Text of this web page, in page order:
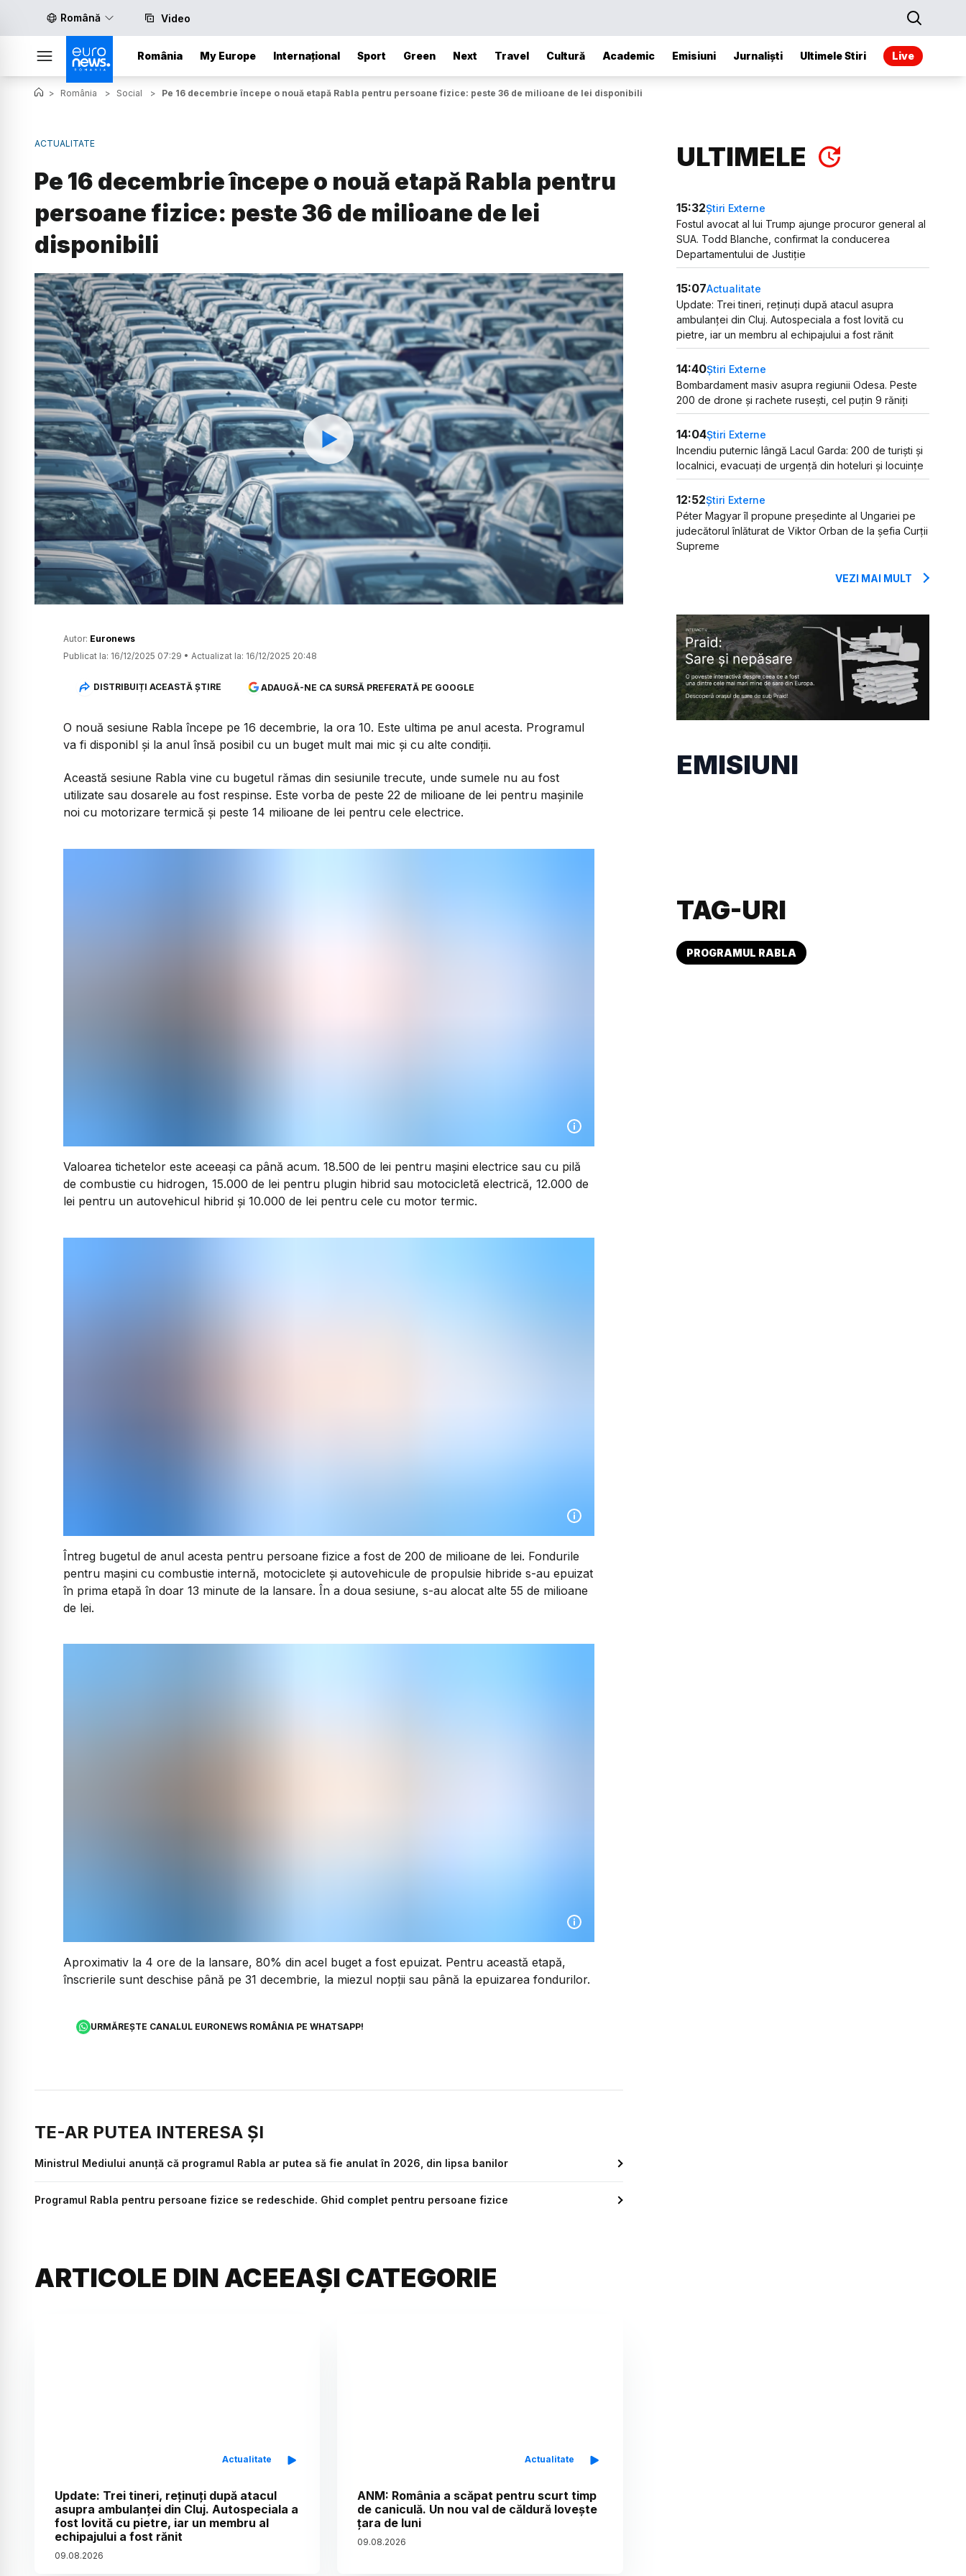
Română Video
România My Europe Internațional Sport Green Next Travel Cultură Academic Emisiuni Jurnaliști Ultimele Stiri Live
> România > Social > Pe 16 decembrie începe o nouă etapă Rabla pentru persoane fizice: peste 36 de milioane de lei disponibili
ACTUALITATE
Pe 16 decembrie începe o nouă etapă Rabla pentru
persoane fizice: peste 36 de milioane de lei
disponibili
Watch
Autor: Euronews
Publicat la: 16/12/2025 07:29 • Actualizat la: 16/12/2025 20:48
DISTRIBUIȚI ACEASTĂ ȘTIRE ADAUGĂ-NE CA SURSĂ PREFERATĂ PE GOOGLE
O nouă sesiune Rabla începe pe 16 decembrie, la ora 10. Este ultima pe anul acesta. Programul
va fi disponibl și la anul însă posibil cu un buget mult mai mic și cu alte condiții.
Această sesiune Rabla vine cu bugetul rămas din sesiunile trecute, unde sumele nu au fost
utilizate sau dosarele au fost respinse. Este vorba de peste 22 de milioane de lei pentru mașinile
noi cu motorizare termică și peste 14 milioane de lei pentru cele electrice.
Valoarea tichetelor este aceeași ca până acum. 18.500 de lei pentru mașini electrice sau cu pilă
de combustie cu hidrogen, 15.000 de lei pentru plugin hibrid sau motocicletă electrică, 12.000 de
lei pentru un autovehicul hibrid și 10.000 de lei pentru cele cu motor termic.
Întreg bugetul de anul acesta pentru persoane fizice a fost de 200 de milioane de lei. Fondurile
pentru mașini cu combustie internă, motociclete și autovehicule de propulsie hibride s-au epuizat
în prima etapă în doar 13 minute de la lansare. În a doua sesiune, s-au alocat alte 55 de milioane
de lei.
Aproximativ la 4 ore de la lansare, 80% din acel buget a fost epuizat. Pentru această etapă,
înscrierile sunt deschise până pe 31 decembrie, la miezul nopții sau până la epuizarea fondurilor.
URMĂREȘTE CANALUL EURONEWS ROMÂNIA PE WHATSAPP!
TE-AR PUTEA INTERESA ȘI
Ministrul Mediului anunță că programul Rabla ar putea să fie anulat în 2026, din lipsa banilor
Programul Rabla pentru persoane fizice se redeschide. Ghid complet pentru persoane fizice
ARTICOLE DIN ACEEAȘI CATEGORIE
Actualitate
Update: Trei tineri, reținuți după atacul
asupra ambulanței din Cluj. Autospeciala a
fost lovită cu pietre, iar un membru al
echipajului a fost rănit
09.08.2026
Actualitate
ANM: România a scăpat pentru scurt timp
de caniculă. Un nou val de căldură lovește
țara de luni
09.08.2026
ULTIMELE
15:32Știri Externe
Fostul avocat al lui Trump ajunge procuror general al
SUA. Todd Blanche, confirmat la conducerea
Departamentului de Justiție
15:07Actualitate
Update: Trei tineri, reținuți după atacul asupra
ambulanței din Cluj. Autospeciala a fost lovită cu
pietre, iar un membru al echipajului a fost rănit
14:40Știri Externe
Bombardament masiv asupra regiunii Odesa. Peste
200 de drone și rachete rusești, cel puțin 9 răniți
14:04Știri Externe
Incendiu puternic lângă Lacul Garda: 200 de turiști și
localnici, evacuați de urgență din hoteluri și locuințe
12:52Știri Externe
Péter Magyar îl propune președinte al Ungariei pe
judecătorul înlăturat de Viktor Orban de la șefia Curții
Supreme
VEZI MAI MULT
EMISIUNI
TAG-URI
PROGRAMUL RABLA